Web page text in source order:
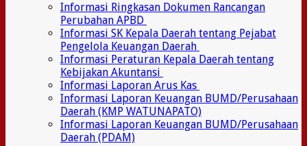
Informasi Ringkasan Dokumen Rancangan
Perubahan APBD
Informasi SK Kepala Daerah tentang Pejabat
Pengelola Keuangan Daerah
Informasi Peraturan Kepala Daerah tentang
Kebijakan Akuntansi
Informasi Laporan Arus Kas
Informasi Laporan Keuangan BUMD/Perusahaan
Daerah (KMP WATUNAPATO)
Informasi Laporan Keuangan BUMD/Perusahaan
Daerah (PDAM)